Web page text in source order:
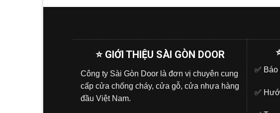
⭐ GIỚI THIỆU SÀI GÒN DOOR
Công ty Sài Gòn Door là đơn vị chuyên cung
cấp cửa chống cháy, cửa gỗ, cửa nhựa hàng
đầu Việt Nam.
✅
✅